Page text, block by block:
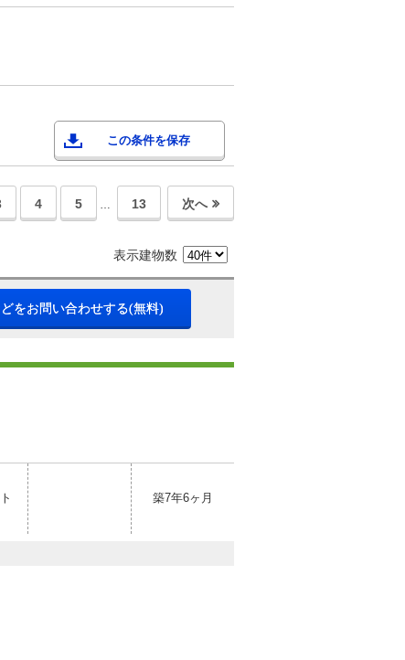
この条件を保存
4 5 … 13 次へ
表示建物数
をお問い合わせする(無料)
築7年6ヶ月